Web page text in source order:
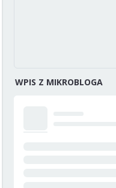
WPIS Z MIKROBLOGA